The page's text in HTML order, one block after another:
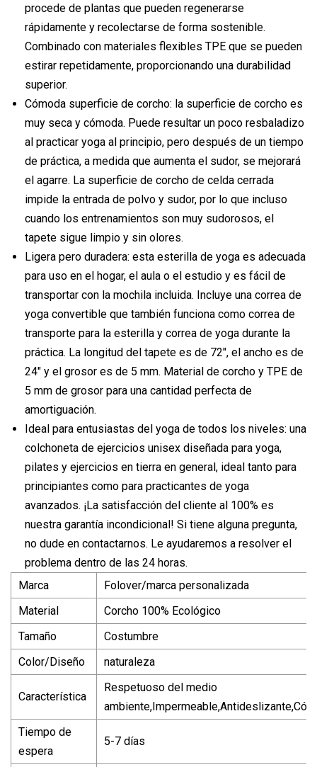
procede de plantas que pueden regenerarse
rápidamente y recolectarse de forma sostenible.
Combinado con materiales flexibles TPE que se pueden
estirar repetidamente, proporcionando una durabilidad
superior.
Cómoda superficie de corcho: la superficie de corcho es
muy seca y cómoda. Puede resultar un poco resbaladizo
al practicar yoga al principio, pero después de un tiempo
de práctica, a medida que aumenta el sudor, se mejorará
el agarre. La superficie de corcho de celda cerrada
impide la entrada de polvo y sudor, por lo que incluso
cuando los entrenamientos son muy sudorosos, el
tapete sigue limpio y sin olores.
Ligera pero duradera: esta esterilla de yoga es adecuada
para uso en el hogar, el aula o el estudio y es fácil de
transportar con la mochila incluida. Incluye una correa de
yoga convertible que también funciona como correa de
transporte para la esterilla y correa de yoga durante la
práctica. La longitud del tapete es de 72", el ancho es de
24" y el grosor es de 5 mm. Material de corcho y TPE de
5 mm de grosor para una cantidad perfecta de
amortiguación.
Ideal para entusiastas del yoga de todos los niveles: una
colchoneta de ejercicios unisex diseñada para yoga,
pilates y ejercicios en tierra en general, ideal tanto para
principiantes como para practicantes de yoga
avanzados. ¡La satisfacción del cliente al 100% es
nuestra garantía incondicional! Si tiene alguna pregunta,
no dude en contactarnos. Le ayudaremos a resolver el
problema dentro de las 24 horas.
Marca
Folover/marca personalizada
Material
Corcho 100% Ecológico
Tamaño
Costumbre
Color/Diseño
naturaleza
Característica
Respetuoso del medio
Tiempo de
espera
5-7 días